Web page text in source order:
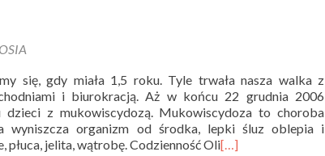
się, gdy miała 1,5 roku. Tyle trwała nasza walka z
i biurokracją. Aż w końcu 22 grudnia 2006
dzieci z mukowiscydozą. Mukowiscydoza to choroba
wyniszcza organizm od środka, lepki śluz oblepia i
płuca, jelita, wątrobę. Codzienność Oli[…]